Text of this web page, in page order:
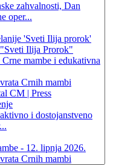
zahvalnosti, Dan
oper...
'Sveti Ilija prorok'
mambe i edukativna
CM | Press
i dostojanstveno
- 12. lipnja 2026.